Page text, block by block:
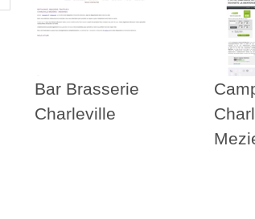
Bar Brasserie
Charleville